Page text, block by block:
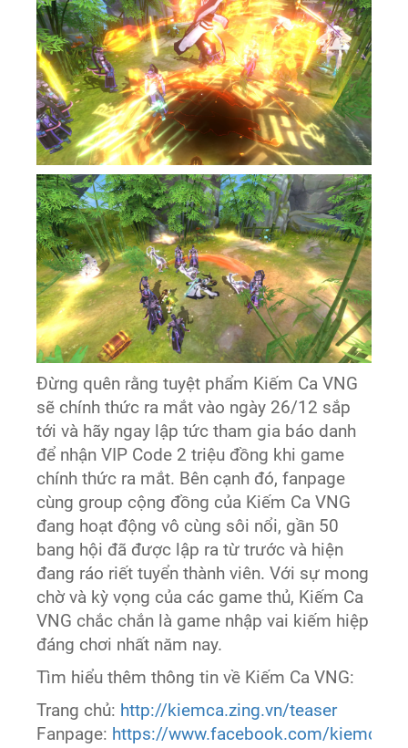
Đừng quên rằng tuyệt phẩm Kiếm Ca VNG
sẽ chính thức ra mắt vào ngày 26/12 sắp
tới và hãy ngay lập tức tham gia báo danh
để nhận VIP Code 2 triệu đồng khi game
chính thức ra mắt. Bên cạnh đó, fanpage
cùng group cộng đồng của Kiếm Ca VNG
đang hoạt động vô cùng sôi nổi, gần 50
bang hội đã được lập ra từ trước và hiện
đang ráo riết tuyển thành viên. Với sự mong
chờ và kỳ vọng của các game thủ, Kiếm Ca
VNG chắc chắn là game nhập vai kiếm hiệp
đáng chơi nhất năm nay.
Tìm hiểu thêm thông tin về Kiếm Ca VNG:
Trang chủ: http://kiemca.zing.vn/teaser
Fanpage: https://www.facebook.com/